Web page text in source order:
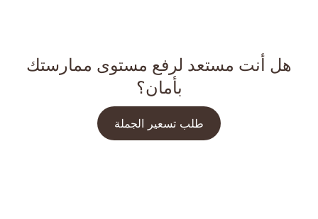
هل أنت مستعد لرفع مستوى ممارستك
بأمان؟
طلب تسعير الجملة